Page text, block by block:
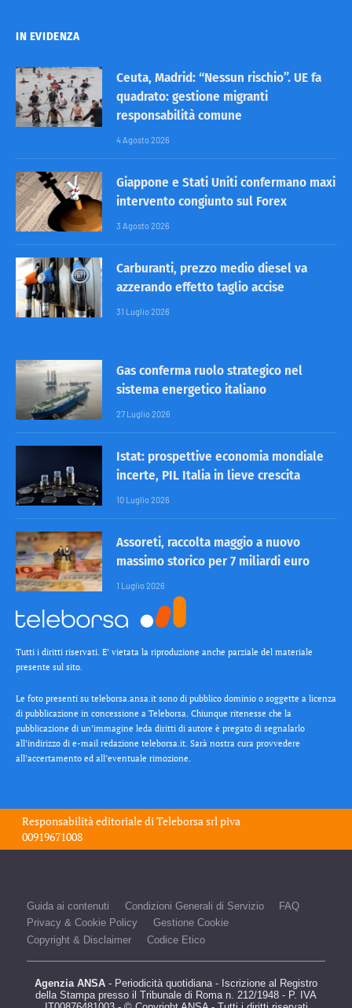
IN EVIDENZA
Ceuta, Madrid: “Nessun rischio”. UE fa
quadrato: gestione migranti
responsabilità comune
4 Agosto 2026
Giappone e Stati Uniti confermano maxi
intervento congiunto sul Forex
3 Agosto 2026
Carburanti, prezzo medio diesel va
azzerando effetto taglio accise
31 Luglio 2026
Gas conferma ruolo strategico nel
sistema energetico italiano
27 Luglio 2026
Istat: prospettive economia mondiale
incerte, PIL Italia in lieve crescita
10 Luglio 2026
Assoreti, raccolta maggio a nuovo
massimo storico per 7 miliardi euro
1 Luglio 2026
Tutti i diritti riservati. E’ vietata la riproduzione anche parziale del materiale
presente sul sito.
Le foto presenti su teleborsa.ansa.it sono di pubblico dominio o soggette a licenza
di pubblicazione in concessione a Teleborsa. Chiunque ritenesse che la
pubblicazione di un’immagine leda diritti di autore è pregato di segnalarlo
all’indirizzo di e-mail redazione teleborsa.it. Sarà nostra cura provvedere
all’accertamento ed all’eventuale rimozione.
Responsabilità editoriale diTeleborsa srlpiva
00919671008
Guida ai contenuti Condizioni Generali di Servizio
FAQ
Privacy & Cookie Policy
Gestione Cookie
Copyright & Disclaimer
Codice Etico
Agenzia ANSA - Periodicità quotidiana - Iscrizione al Registro
della Stampa presso il Tribunale di Roma n. 212/1948 - P. IVA